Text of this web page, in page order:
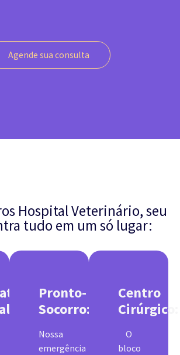
Agende sua consulta
Hospital Veterinário, seu
tudo em um só lugar:
Pronto-
Socorro:
Nossa
emergência
Centro
Cirúrgico:
O
bloco